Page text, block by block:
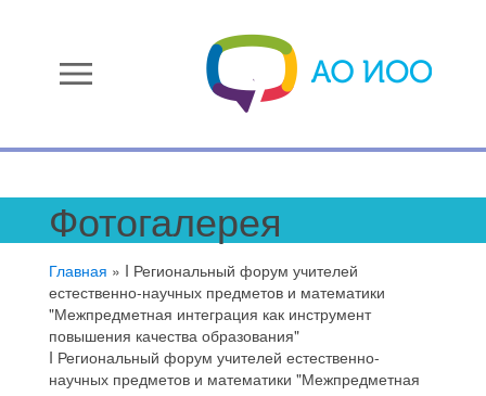
menu
Фотогалерея
Главная » I Региональный форум учителей
естественно-научных предметов и математики
"Межпредметная интеграция как инструмент
повышения качества образования"
I Региональный форум учителей естественно-
научных предметов и математики "Межпредметная